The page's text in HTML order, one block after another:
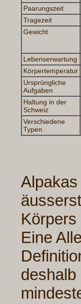
Paarungszeit
Tragezeit
Gewicht
Lebenserwartung
Körpertemperatur
Ursprüngliche
Aufgaben
Haltung in der
Schweiz
Verschiedene
Typen
Eine